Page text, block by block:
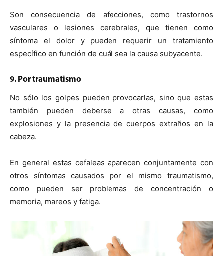
Son consecuencia de afecciones, como trastornos
vasculares o lesiones cerebrales, que tienen como
síntoma el dolor y pueden requerir un tratamiento
específico en función de cuál sea la causa subyacente.
9. Por traumatismo
No sólo los golpes pueden provocarlas, sino que estas
también pueden deberse a otras causas, como
explosiones y la presencia de cuerpos extraños en la
cabeza.
En general estas cefaleas aparecen conjuntamente con
otros síntomas causados por el mismo traumatismo,
como pueden ser problemas de concentración o
memoria, mareos y fatiga.